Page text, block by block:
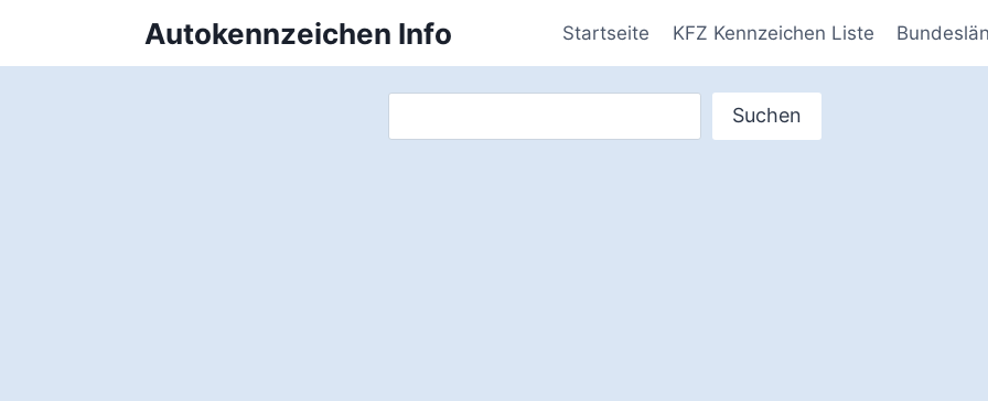
springen
Autokennzeichen Info Startseite KFZ Kennzeichen Liste
Suchen